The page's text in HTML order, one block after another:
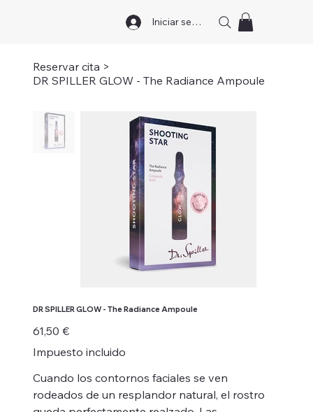
Iniciar sesión
Reservar cita >
DR SPILLER GLOW - The Radiance Ampoule
DR SPILLER GLOW - The Radiance Ampoule
Precio
61,50 €
Impuesto incluido
Cuando los contornos faciales se ven
rodeados de un resplandor natural, el rostro